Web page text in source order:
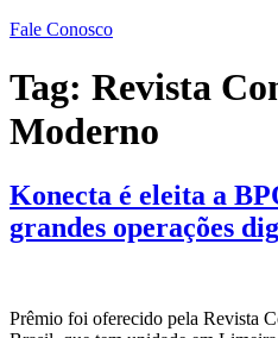
Fale Conosco
Tag: Revista
Moderno
Konecta é eleita a
grandes operações
Prêmio foi oferecido pela Revista